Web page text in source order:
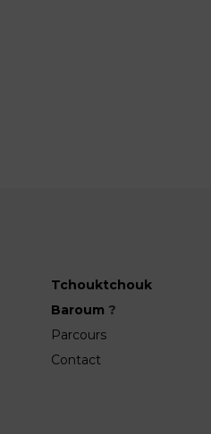
Tchouktchouk
Baroum ?
Parcours
Contact